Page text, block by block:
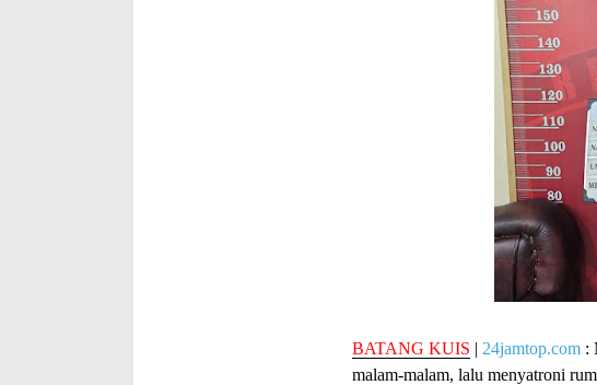
BATANG KUIS | 24jamtop.com :
malam-malam, lalu menyatroni